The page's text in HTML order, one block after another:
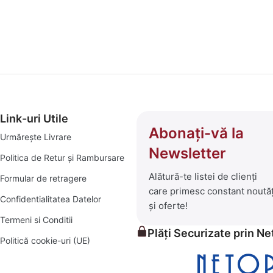
de produse care să îți transforme visurile în
depozitare și decor.
pentru seri în aer liber, șezlonguri confortabile și piscine
pentru orice proiect, mic sau mare.
verde și prosperă.
alături de un serviciu clienți prompt și eficient.
Link-uri Utile
Urmărește Livrare
Politica de Retur și Rambursare
Formular de retragere
Confidentialitatea Datelor
Termeni si Conditii
Politică cookie-uri (UE)
Abonați-vă la
Newsletter
Alătură-te listei de clienți
care primesc constant
și oferte!
Plăți Securizate prin